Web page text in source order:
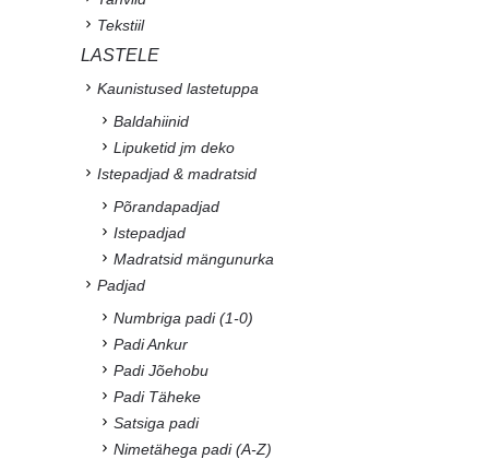
Tekstiil
LASTELE
Kaunistused lastetuppa
Baldahiinid
Lipuketid jm deko
Istepadjad & madratsid
Põrandapadjad
Istepadjad
Madratsid mängunurka
Padjad
Numbriga padi (1-0)
Padi Ankur
Padi Jõehobu
Padi Täheke
Satsiga padi
Nimetähega padi (A-Z)